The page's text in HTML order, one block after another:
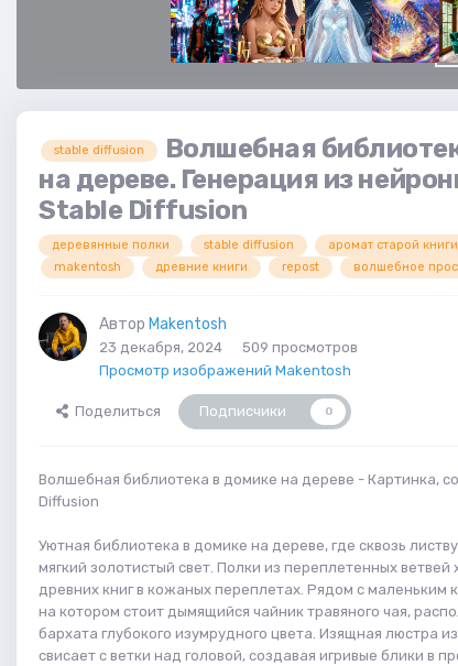
stable diffusion
Волшебная
на дереве. Генерация из
Stable Diffusion
деревянные полки stable diffusion
аромат старой
makentosh
древние книги repost волшебное
Автор Makentosh
23 декабря, 2024
509 просмотров
Просмотр изображений Makentosh
Поделиться Подписчики 0
Волшебная библиотека в домике на дереве - Картинка,
Diffusion
Уютная библиотека в домике на дереве, где сквозь
мягкий золотистый свет. Полки из переплетенных ветвей
древних книг в кожаных переплетах. Рядом с маленьким
на котором стоит дымящийся чайник травяного чая,
бархата глубокого изумрудного цвета. Изящная люстра
свисает с ветки над головой, создавая игривые блики в